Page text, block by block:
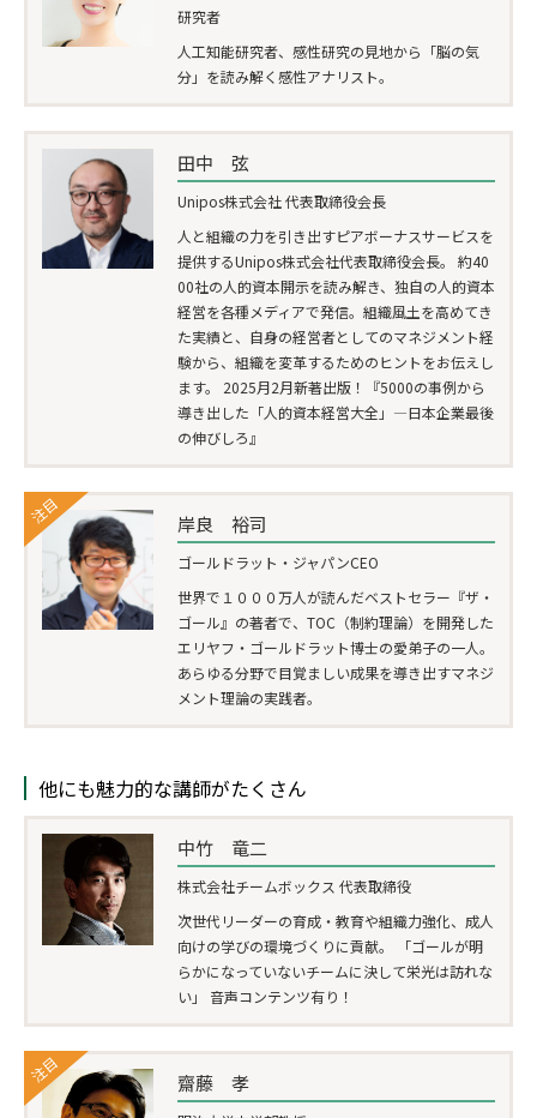
研究者
人工知能研究者、感性研究の見地から「脳の気
分」を読み解く感性アナリスト。
田中 弦
Unipos株式会社 代表取締役会長
人と組織の力を引き出すピアボーナスサービスを
提供するUnipos株式会社代表取締役会長。 約40
00社の人的資本開示を読み解き、独自の人的資本
経営を各種メディアで発信。組織風土を高めてき
た実績と、自身の経営者としてのマネジメント経
験から、組織を変革するためのヒントをお伝えし
ます。 2025月2月新著出版！『5000の事例から
導き出した「人的資本経営大全」―日本企業最後
の伸びしろ』
注目 岸良 裕司
ゴールドラット・ジャパンCEO
世界で１０００万人が読んだベストセラー『ザ・
ゴール』の著者で、TOC（制約理論）を開発した
エリヤフ・ゴールドラット博士の愛弟子の一人。
あらゆる分野で目覚ましい成果を導き出すマネジ
メント理論の実践者。
他にも魅力的な講師がたくさん
中竹 竜二
株式会社チームボックス 代表取締役
次世代リーダーの育成・教育や組織力強化、成人
向けの学びの環境づくりに貢献。 「ゴールが明
らかになっていないチームに決して栄光は訪れな
い」 音声コンテンツ有り！
注目 齋藤 孝